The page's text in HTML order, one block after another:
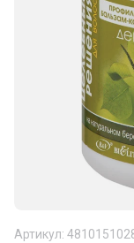
Артикул: